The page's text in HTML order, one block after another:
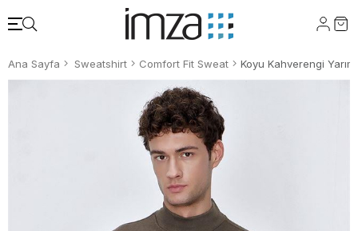
Ana Sayfa Sweatshirt Comfort Fit Sweat